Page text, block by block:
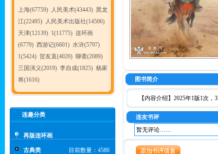
上海(67759) 人民美术(43443) 黑龙
江(22495) 人民美术出版社(14506)
天津(12139) 1(11775) 连环画
(6779) 西游记(6601) 水浒(5797)
1(5424) 贺友直(4020) 聊斋(2089)
三国演义(2019) 李自成(1825) 杨家
将(1616)
连趣分类
再版连环画
古典类 目前数量：4580
图书简介
【内容介绍】2025年1版1次，
连友书评
暂无评论……